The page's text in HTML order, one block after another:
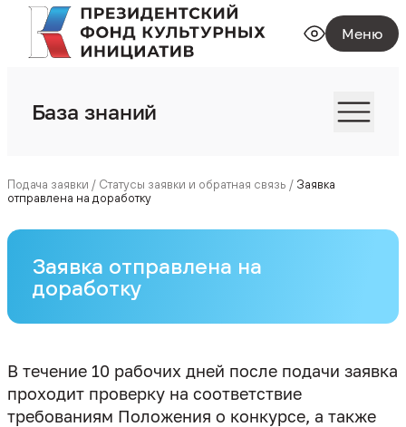
Меню
База знаний
Подача заявки / Статусы заявки и обратная связь / Заявка
отправлена на доработку
Заявка отправлена на
доработку
В течение 10 рабочих дней после подачи заявка
проходит проверку на соответствие
требованиям Положения о конкурсе, а также